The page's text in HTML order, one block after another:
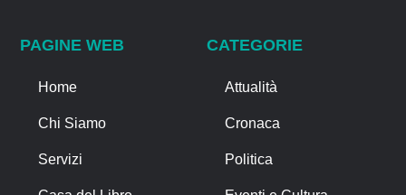
PAGINE WEB
Home
Chi Siamo
Servizi
CATEGORIE
Attualità
Cronaca
Politica